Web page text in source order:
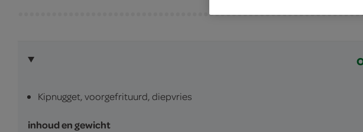
Kipnugget, voorgefrituurd, diepvries
inhoud en gewicht